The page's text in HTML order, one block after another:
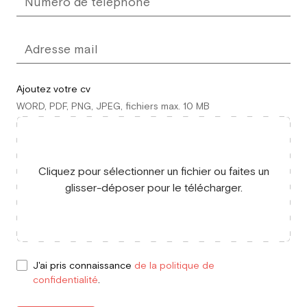
Ajoutez votre cv
WORD, PDF, PNG, JPEG, fichiers max. 10 MB
Cliquez pour sélectionner un fichier ou faites un
glisser-déposer pour le télécharger.
J'ai pris connaissance de la politique de
confidentialité